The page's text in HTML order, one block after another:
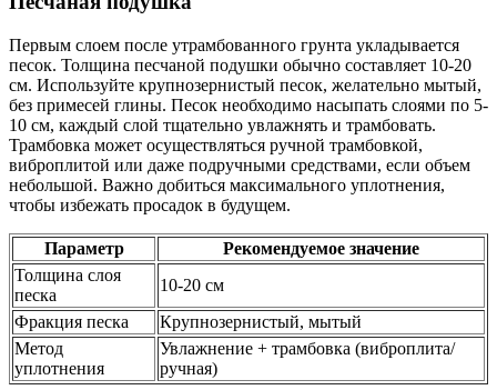
Первым слоем после утрамбованного грунта укладывается
песок. Толщина песчаной подушки обычно составляет 10-20
см. Используйте крупнозернистый песок, желательно мытый,
без примесей глины. Песок необходимо насыпать слоями по 5-
10 см, каждый слой тщательно увлажнять и трамбовать.
Трамбовка может осуществляться ручной трамбовкой,
виброплитой или даже подручными средствами, если объем
небольшой. Важно добиться максимального уплотнения,
чтобы избежать просадок в будущем.
Параметр
Рекомендуемое значение
Толщина слоя
песка
10-20 см
Фракция песка
Крупнозернистый, мытый
Метод
уплотнения
Увлажнение + трамбовка (виброплита/
ручная)